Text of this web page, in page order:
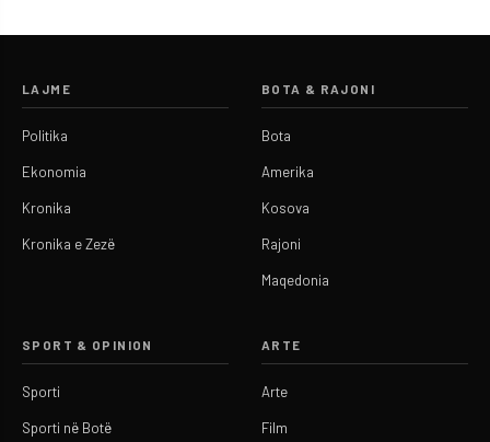
LAJME
Politika
Ekonomia
Kronika
Kronika e Zezë
BOTA & RAJONI
Bota
Amerika
Kosova
Rajoni
Maqedonia
SPORT & OPINION
Sporti
Sporti në Botë
ARTE
Arte
Film